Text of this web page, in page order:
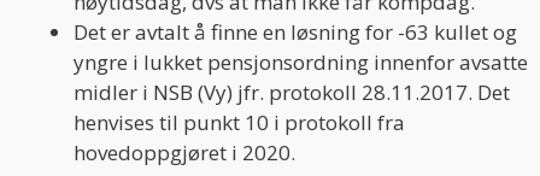
Det er avtalt å finne en løsning for -63 kullet og
yngre i lukket pensjonsordning innenfor avsatte
midler i NSB (Vy) jfr. protokoll 28.11.2017. Det
henvises til punkt 10 i protokoll fra
hovedoppgjøret i 2020.